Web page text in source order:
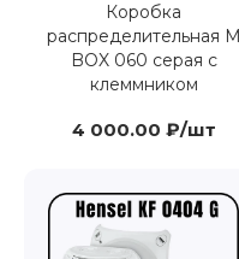
Коробка
распределительная M
BOX 060 серая с
клеммником
4 000.00 ₽/шт